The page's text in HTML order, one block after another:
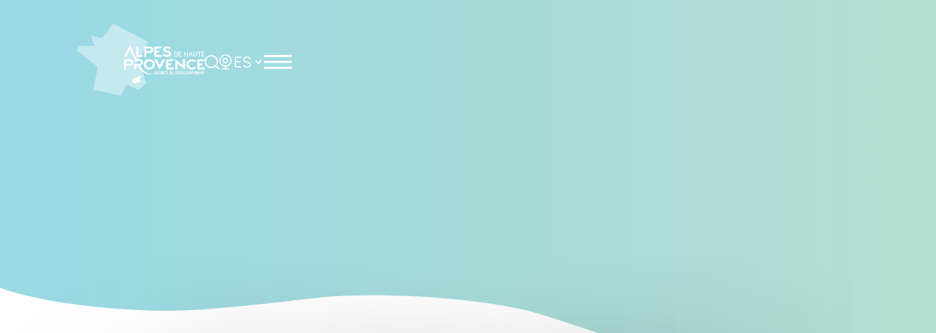
Rechercher
Choisir la langue